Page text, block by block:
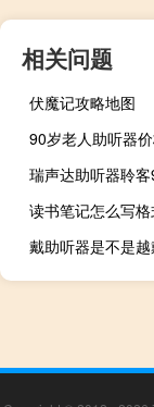
相关问题
伏魔记攻略地图
90岁老人助听器
瑞声达助听器聆
戴助听器是不是